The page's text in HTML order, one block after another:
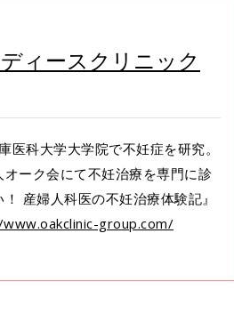
ィースクリニック
医科大学大学院で不妊症を研究。
ーク会にて不妊治療を専門に診
産婦人科医の不妊治療体験記』
group.com/